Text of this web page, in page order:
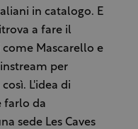
in catalogo. E
a fare il
Mascarello e
per
L'idea di
farlo da
sede Les Caves